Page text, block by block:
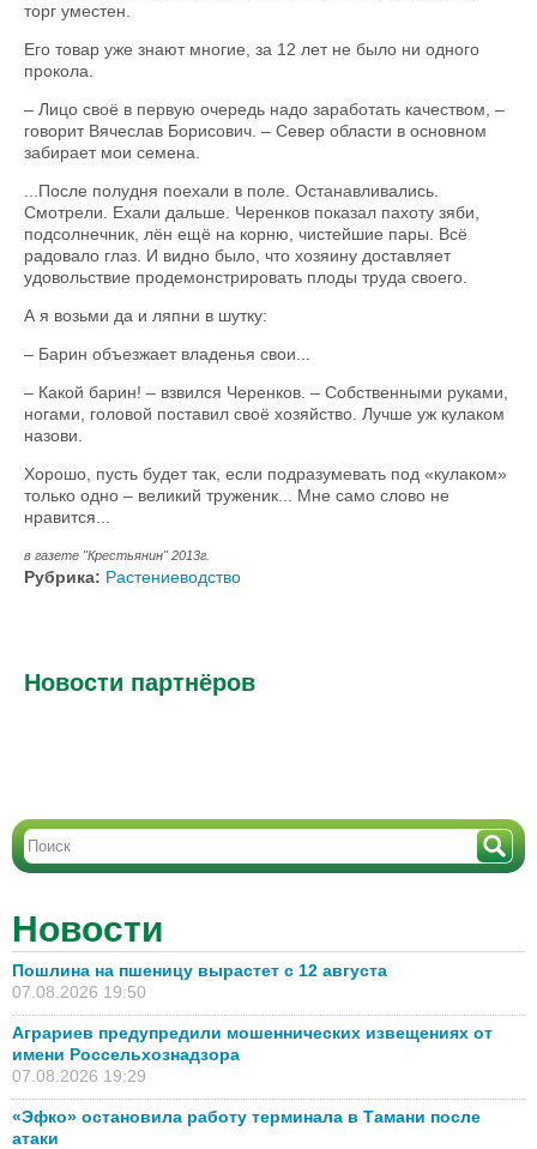
торг уместен.
Его товар уже знают многие, за 12 лет не было ни одного
прокола.
– Лицо своё в первую очередь надо заработать качеством, –
говорит Вячеслав Борисович. – Север области в основном
забирает мои семена.
...После полудня поехали в поле. Останавливались.
Смотрели. Ехали дальше. Черенков показал пахоту зяби,
подсолнечник, лён ещё на корню, чистейшие пары. Всё
радовало глаз. И видно было, что хозяину доставляет
удовольствие продемонстрировать плоды труда своего.
А я возьми да и ляпни в шутку:
– Барин объезжает владенья свои...
– Какой барин! – взвился Черенков. – Собственными руками,
ногами, головой поставил своё хозяйство. Лучше уж кулаком
назови.
Хорошо, пусть будет так, если подразумевать под «кулаком»
только одно – великий труженик... Мне само слово не
нравится...
в газете "Крестьянин" 2013г.
Рубрика: Растениеводство
Новости партнёров
Новости
Пошлина на пшеницу вырастет с 12 августа
07.08.2026 19:50
Аграриев предупредили мошеннических извещениях от
имени Россельхознадзора
07.08.2026 19:29
«Эфко» остановила работу терминала в Тамани после
атаки